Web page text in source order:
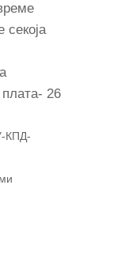
26
КПД-